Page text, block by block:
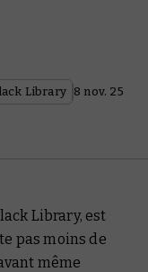
Library 8 nov. 25
Library, est
pas moins de
même